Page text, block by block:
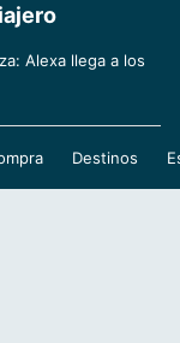
Alexa llega a los
Destinos